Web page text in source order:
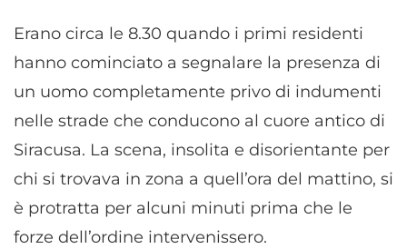
Erano circa le 8.30 quando i primi residenti
hanno cominciato a segnalare la presenza di
un uomo completamente privo di indumenti
nelle strade che conducono al cuore antico di
Siracusa. La scena, insolita e disorientante per
chi si trovava in zona a quell’ora del mattino, si
è protratta per alcuni minuti prima che le
forze dell’ordine intervenissero.